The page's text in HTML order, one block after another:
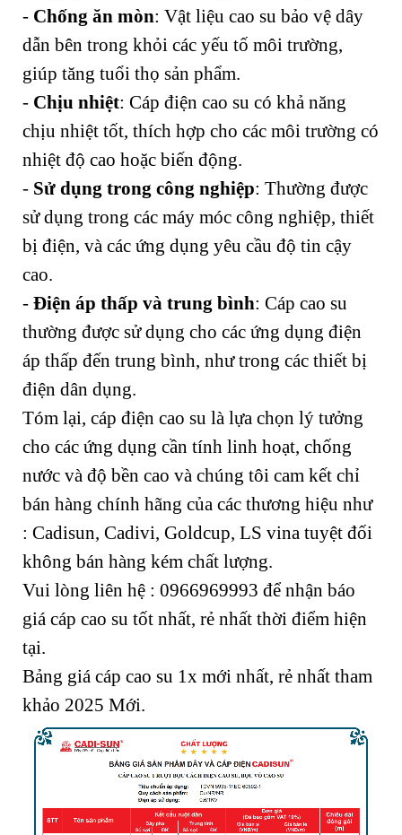
- Chống ăn mòn: Vật liệu cao su bảo vệ dây
dẫn bên trong khỏi các yếu tố môi trường,
giúp tăng tuổi thọ sản phẩm.
- Chịu nhiệt: Cáp điện cao su có khả năng
chịu nhiệt tốt, thích hợp cho các môi trường có
nhiệt độ cao hoặc biến động.
- Sử dụng trong công nghiệp: Thường được
sử dụng trong các máy móc công nghiệp, thiết
bị điện, và các ứng dụng yêu cầu độ tin cậy
cao.
- Điện áp thấp và trung bình: Cáp cao su
thường được sử dụng cho các ứng dụng điện
áp thấp đến trung bình, như trong các thiết bị
điện dân dụng.
Tóm lại, cáp điện cao su là lựa chọn lý tưởng
cho các ứng dụng cần tính linh hoạt, chống
nước và độ bền cao và chúng tôi cam kết chỉ
bán hàng chính hãng của các thương hiệu như
: Cadisun, Cadivi, Goldcup, LS vina tuyệt đối
không bán hàng kém chất lượng.
Vui lòng liên hệ : 0966969993 để nhận báo
giá cáp cao su tốt nhất, rẻ nhất thời điểm hiện
tại.
Bảng giá cáp cao su 1x mới nhất, rẻ nhất tham
khảo 2025 Mới.